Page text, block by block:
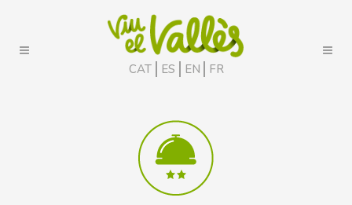
CAT ES EN FR